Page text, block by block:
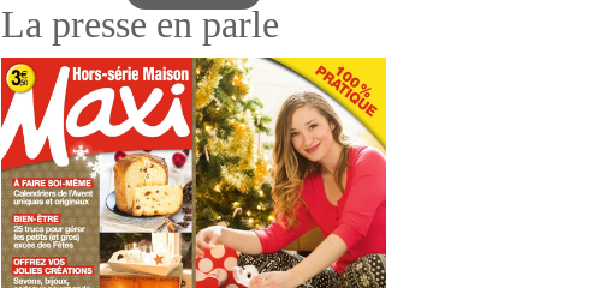
La presse en parle